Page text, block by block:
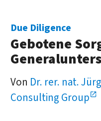
Due Diligence
Gebotene
Von Dr. rer. nat.
Consulting Group